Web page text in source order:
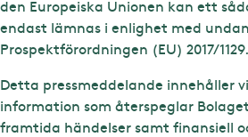
den Europeiska Unionen kan ett
endast lämnas i enlighet med
Prospektförordningen (EU) 2017/1129.
Detta pressmeddelande innehåller
information som återspeglar
framtida händelser samt finansiell